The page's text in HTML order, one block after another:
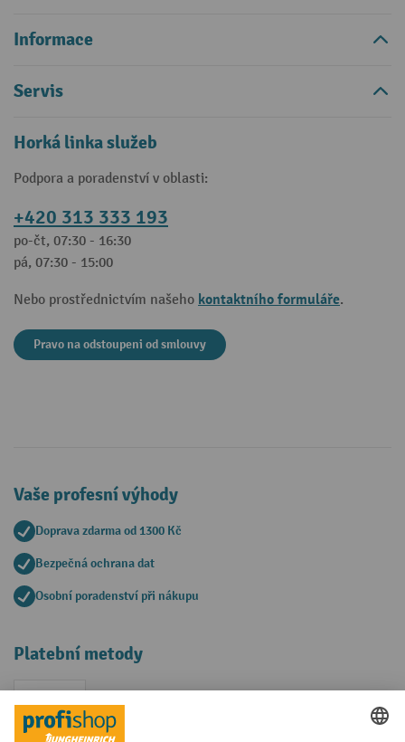
Informace
Servis
Horká linka služeb
Podpora a poradenství v oblasti:
+420 313 333 193
po-čt, 07:30 - 16:30
pá, 07:30 - 15:00
Nebo prostřednictvím našeho kontaktního formuláře.
Pravo na odstoupeni od smlouvy
Vaše profesní výhody
Doprava zdarma od 1300 Kč
Bezpečná ochrana dat
Osobní poradenství při nákupu
Platební metody
Faktura